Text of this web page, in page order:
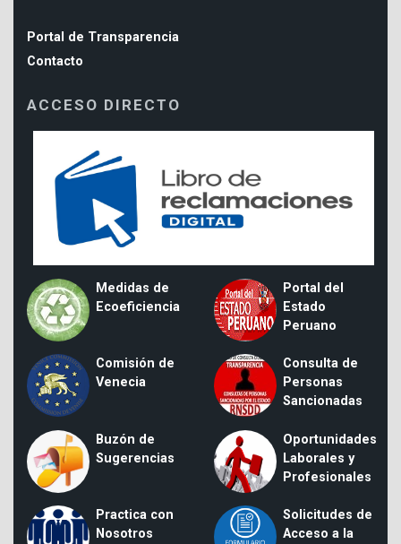
Portal de Transparencia
Contacto
ACCESO DIRECTO
Medidas de
Ecoeficiencia
Portal del
Estado
Peruano
Comisión de
Venecia
Consulta de
Personas
Sancionadas
Buzón de
Sugerencias
Oportunidades
Laborales y
Profesionales
Practica con
Nosotros
Solicitudes de
Acceso a la